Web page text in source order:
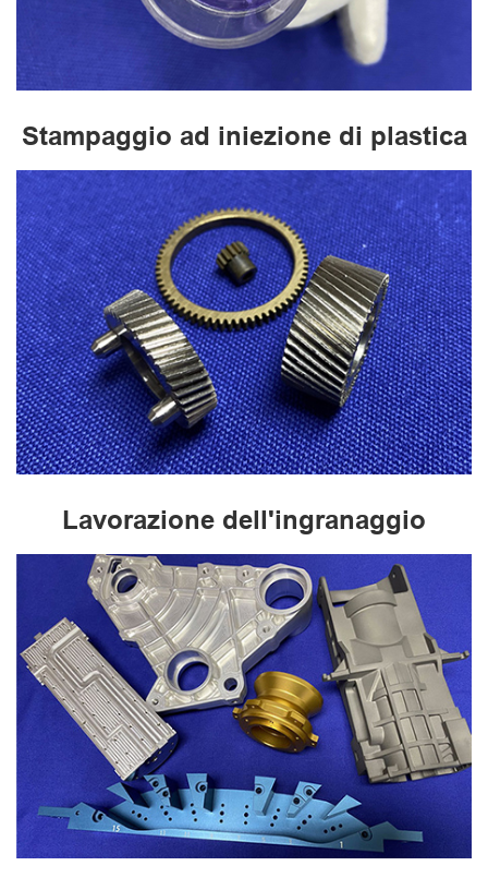
Stampaggio ad iniezione di plastica
Lavorazione dell'ingranaggio